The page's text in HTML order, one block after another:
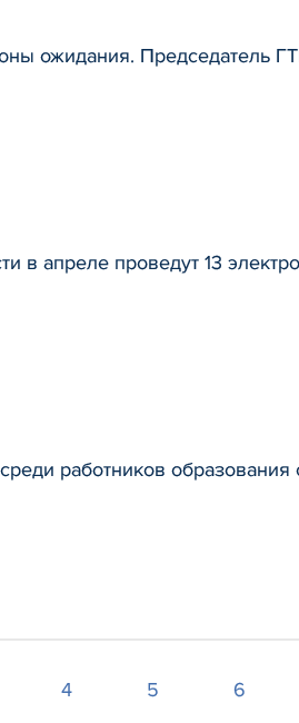
ожидания. Председатель
в апреле проведут 13
работников образования
4 5 6